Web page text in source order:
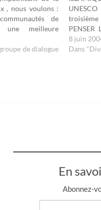
, nous voulons :
de
une meilleure
exclure les
de dialogue
PENSER
JEUDI 10
7 place
8 juin
Dans
En
Abonnez-
Saisissez votre